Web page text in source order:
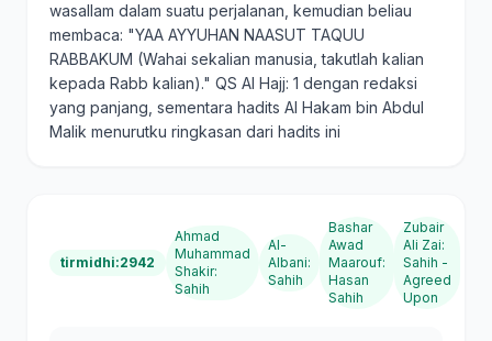
wasallam dalam suatu perjalanan, kemudian beliau
membaca: "YAA AYYUHAN NAASUT TAQUU
RABBAKUM (Wahai sekalian manusia, takutlah kalian
kepada Rabb kalian)." QS Al Hajj: 1 dengan redaksi
yang panjang, sementara hadits Al Hakam bin Abdul
Malik menurutku ringkasan dari hadits ini
tirmidhi:2942
Ahmad
Muhammad
Shakir:
Sahih
Al-
Albani:
Sahih
Bashar
Awad
Maarouf:
Hasan
Sahih
Zubair
Ali Zai:
Sahih -
Agreed
Upon